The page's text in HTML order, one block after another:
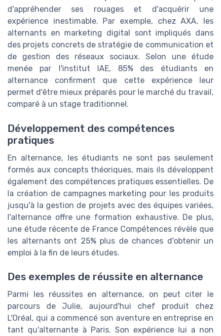
d'appréhender ses rouages et d'acquérir une
expérience inestimable. Par exemple, chez AXA, les
alternants en marketing digital sont impliqués dans
des projets concrets de stratégie de communication et
de gestion des réseaux sociaux. Selon une étude
menée par l'institut IAE, 85% des étudiants en
alternance confirment que cette expérience leur
permet d'être mieux préparés pour le marché du travail,
comparé à un stage traditionnel.
Développement des compétences
pratiques
En alternance, les étudiants ne sont pas seulement
formés aux concepts théoriques, mais ils développent
également des compétences pratiques essentielles. De
la création de campagnes marketing pour les produits
jusqu'à la gestion de projets avec des équipes variées,
l'alternance offre une formation exhaustive. De plus,
une étude récente de France Compétences révèle que
les alternants ont 25% plus de chances d'obtenir un
emploi à la fin de leurs études.
Des exemples de réussite en alternance
Parmi les réussites en alternance, on peut citer le
parcours de Julie, aujourd'hui chef produit chez
L'Oréal, qui a commencé son aventure en entreprise en
tant qu'alternante à Paris. Son expérience lui a non